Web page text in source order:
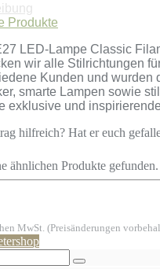
Produkte
LED-Lampe Classic
wir alle Stilrichtungen
Kunden und wurden
smarte Lampen sowie
exklusive und
hilfreich? Hat er euch
ähnlichen Produkte gefunden.
MwSt. (Preisänderungen